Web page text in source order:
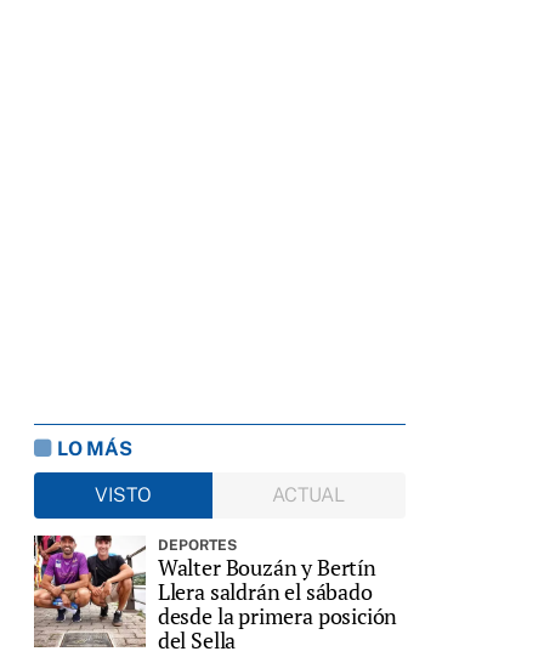
LO MÁS
VISTO
ACTUAL
DEPORTES
Walter Bouzán y Bertín
Llera saldrán el sábado
desde la primera posición
del Sella